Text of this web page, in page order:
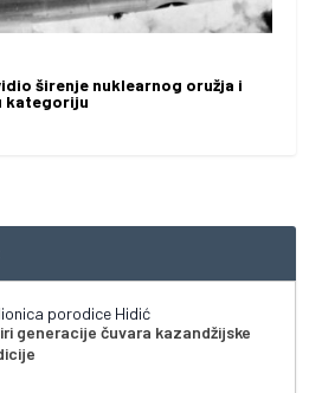
širenje nuklearnog oružja i
kategoriju
porodice Hidić
generacije čuvara kazandžijske